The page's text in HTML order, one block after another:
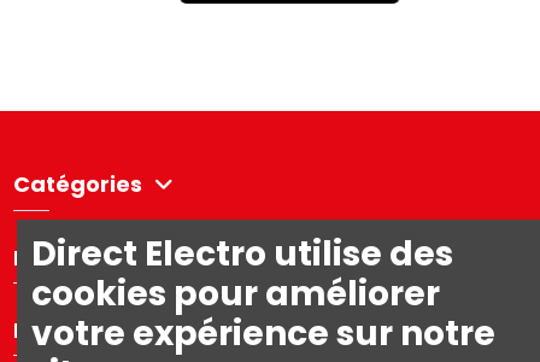
Catégories
Directelectro
Mon compte
Direct Electro utilise des
cookies pour améliorer
votre expérience sur notre